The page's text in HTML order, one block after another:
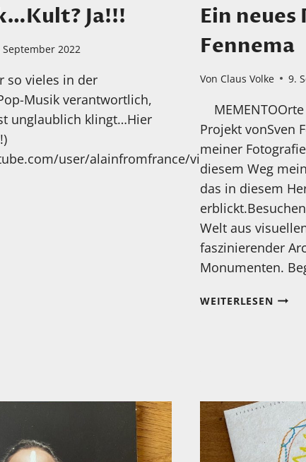
Ja!!!
September 2022
so vieles in der
Musik verantwortlich,
unglaublich klingt…Hier
user/alainfromfrance/videos
Ein neues
Fennema
Von Claus Volke 9.
Projekt vonSven
meiner
diesem Weg
das in diesem
Welt aus
faszinierender
Monumenten.
WEITERLESENEIN